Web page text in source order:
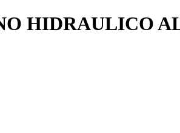
HIDRAULICO